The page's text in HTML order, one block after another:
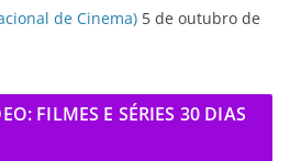
de Cinema) 5 de outubro de
FILMES E SÉRIES 30 DIAS